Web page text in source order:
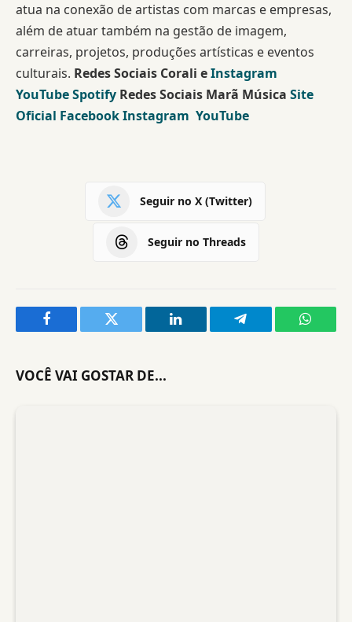
atua na conexão de artistas com marcas e empresas,
além de atuar também na gestão de imagem,
carreiras, projetos, produções artísticas e eventos
culturais. Redes Sociais Corali eInstagram
YouTubeSpotify Redes Sociais Marã Música Site
Oficial FacebookInstagram YouTube
Seguir no X (Twitter)
Seguir no Threads
Facebook Twitter LinkedIn Telegram
VOCÊ VAI GOSTAR DE...